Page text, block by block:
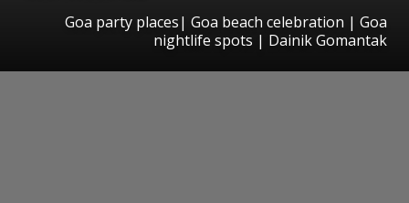
Goa party places| Goa beach celebration | Goa
nightlife spots | Dainik Gomantak